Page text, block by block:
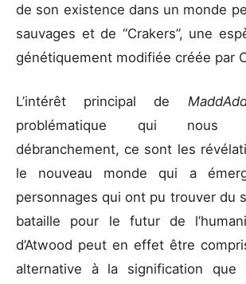
de son existence dans un monde
sauvages et de “Crakers”, une
génétiquement modifiée créée par
L’intérêt principal de
problématique qui nous
débranchement, ce sont les
le nouveau monde qui a
personnages qui ont pu trouver du
bataille pour le futur de
d’Atwood peut en effet être
alternative à la signification que